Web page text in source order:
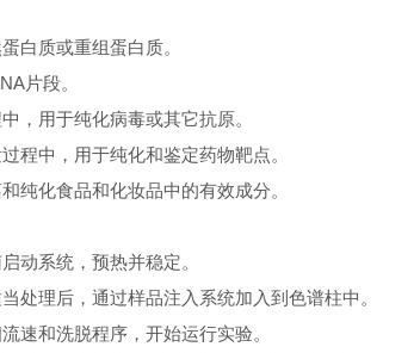
质或重组蛋白质。
片段。
用于纯化病毒或其它抗原。
中，用于纯化和鉴定药物靶点。
化食品和化妆品中的有效成分。
系统，预热并稳定。
理后，通过样品注入系统加入到色谱柱中。
和洗脱程序，开始运行实验。